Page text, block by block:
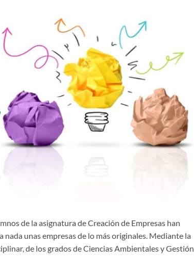
de la asignatura de Creación de Empresas han
unas empresas de lo más originales. Mediante la
de los grados de Ciencias Ambientales y Gestión